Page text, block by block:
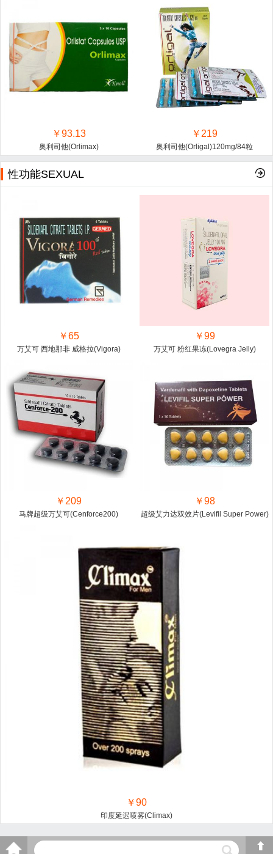
￥93.13
奥利司他(Orlimax)
￥219
奥利司他(Orligal)120mg/84粒
性功能SEXUAL
￥65
万艾可 西地那非 威格拉(Vigora)
￥99
万艾可 粉红果冻(Lovegra Jelly)
￥209
马牌超级万艾可(Cenforce200)
￥98
超级艾力达双效片(Levifil Super Power)
￥90
印度延迟喷雾(Climax)